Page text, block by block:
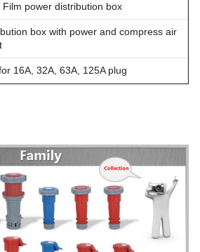
Film power distribution box
box with power and compress air
16A, 32A, 63A, 125A plug